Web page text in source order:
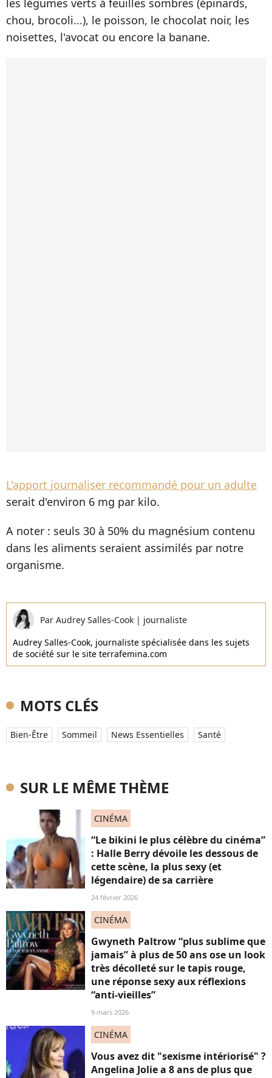
les légumes verts à feuilles sombres (épinards,
chou, brocoli...), le poisson, le chocolat noir, les
noisettes, l'avocat ou encore la banane.
L'apport journaliser recommandé pour un adulte
serait d'environ 6 mg par kilo.
A noter : seuls 30 à 50% du magnésium contenu
dans les aliments seraient assimilés par notre
organisme.
Par Audrey Salles-Cook | journaliste
Audrey Salles-Cook, journaliste spécialisée dans les sujets
de société sur le site terrafemina.com
MOTS CLÉS
Bien-Être Sommeil News Essentielles Santé
SUR LE MÊME THÈME
CINÉMA
“Le bikini le plus célèbre du cinéma”
: Halle Berry dévoile les dessous de
cette scène, la plus sexy (et
légendaire) de sa carrière
24 février 2026
CINÉMA
Gwyneth Paltrow “plus sublime que
jamais” à plus de 50 ans ose un look
très décolleté sur le tapis rouge,
une réponse sexy aux réflexions
“anti-vieilles”
9 mars 2026
CINÉMA
Vous avez dit "sexisme intériorisé" ?
Angelina Jolie a 8 ans de plus que